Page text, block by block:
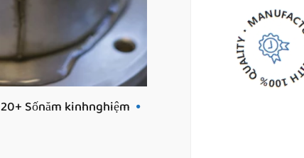
20+ Sốnăm kinhnghiệm